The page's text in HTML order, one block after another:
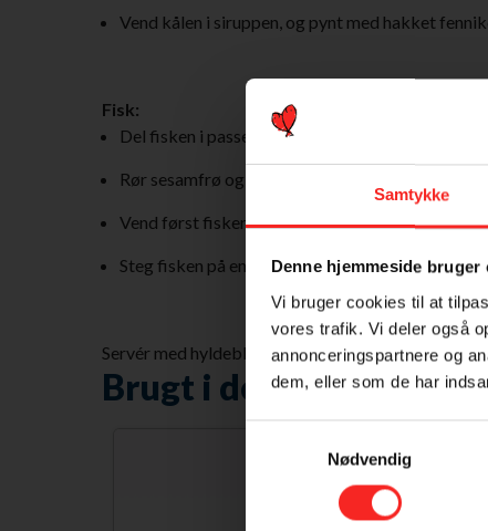
Samtykke
Denne hjemmeside bruger
Vi bruger cookies til at
vores trafik. Vi deler også
annonceringspartnere og
dem, eller som de har
Nødvendig
Vend kålen i siruppen, og pynt med hakket
Fisk:
Del fisken i passende stykker.
Rør sesamfrø og kokosmel sammen med lidt salt
Vend først fisken i sammenpisket æg og derefter
Steg fisken på en slip let-pande i gyldent smør
Servér med hyldeblomst-spidskål og nye kartofler.
Brugt i denne ret